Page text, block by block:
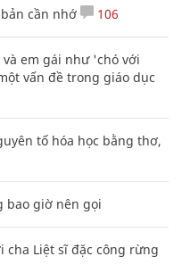
cần nhớ 106
em gái như 'chó với
vấn đề trong giáo dục
tố hóa học bằng thơ,
bao giờ nên gọi
cha Liệt sĩ đặc công rừng